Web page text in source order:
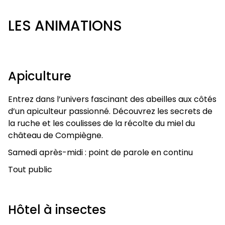
LES ANIMATIONS
Apiculture
Entrez dans l’univers fascinant des abeilles aux côtés
d’un apiculteur passionné. Découvrez les secrets de
la ruche et les coulisses de la récolte du miel du
château de Compiègne.
Samedi après-midi : point de parole en continu
Tout public
Hôtel à insectes